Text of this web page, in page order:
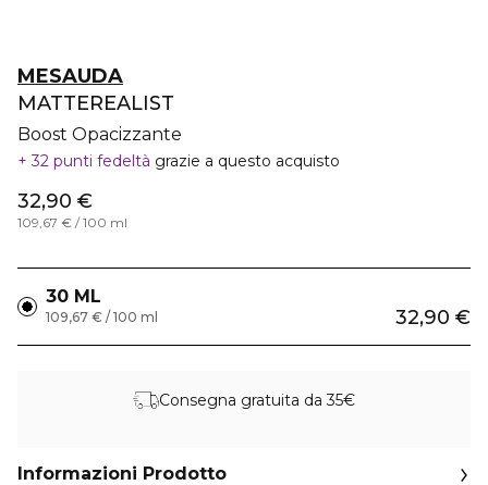
MESAUDA
MATTEREALIST
Boost Opacizzante
32 punti fedeltà grazie a questo acquisto
32,90 €
109,67 € / 100 ml
30 ML
32,90 €
109,67 € / 100 ml
Consegna gratuita da 35€
Informazioni Prodotto